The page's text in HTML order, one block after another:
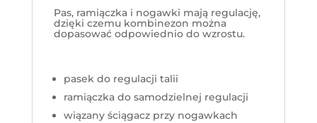
Pas, ramiączka i nogawki mają regulację,
dzięki czemu kombinezon można
dopasować odpowiednio do wzrostu.
pasek do regulacji talii
ramiączka do samodzielnej regulacji
wiązany ściągacz przy nogawkach